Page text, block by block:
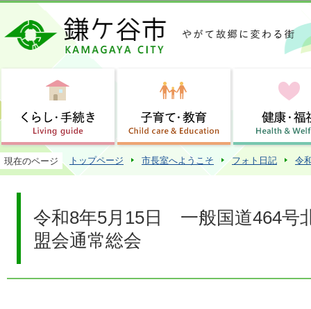
この
現在のページ トップページ 市長室へようこそ フォト日記 令
令和8年5月15日 一般国道464号
盟会通常総会